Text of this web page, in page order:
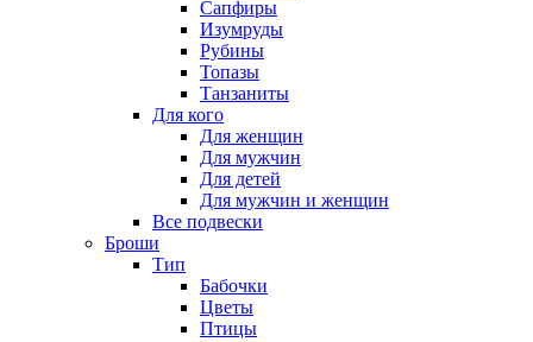
Сапфиры
Изумруды
Рубины
Топазы
Танзаниты
Для кого
Для женщин
Для мужчин
Для детей
Для мужчин и женщин
Все подвески
Броши
Тип
Бабочки
Цветы
Птицы